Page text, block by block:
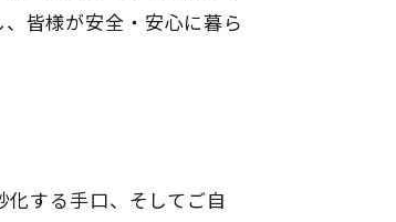
皆様が安全・安心に暮ら
する手口、そしてご自